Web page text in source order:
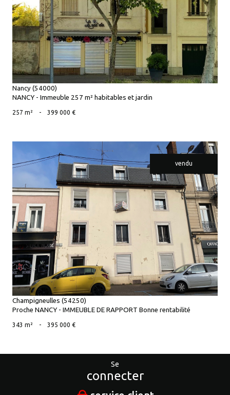
voir le bien
Nancy (54000)
NANCY - Immeuble 257 m² habitables et jardin
257 m² - 399 000 €
vendu
voir le bien
Champigneulles (54250)
Proche NANCY - IMMEUBLE DE RAPPORT Bonne rentabilité
343 m² - 395 000 €
Se
connecter